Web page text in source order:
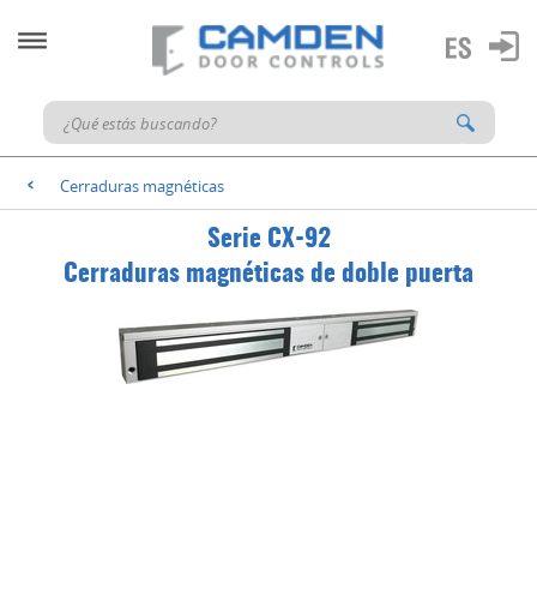
< Cerraduras magnéticas
Serie CX-92
Cerraduras magnéticas de doble puerta